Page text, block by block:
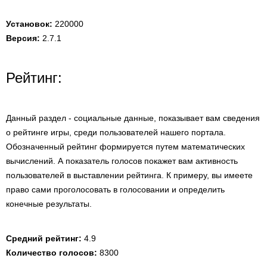
Установок: 220000
Версия: 2.7.1
Рейтинг:
Данный раздел - социальные данные, показывает вам сведения
о рейтинге игры, среди пользователей нашего портала.
Обозначенный рейтинг формируется путем математических
вычислений. А показатель голосов покажет вам активность
пользователей в выставлении рейтинга. К примеру, вы имеете
право сами проголосовать в голосовании и определить
конечные результаты.
Средний рейтинг: 4.9
Количество голосов: 8300